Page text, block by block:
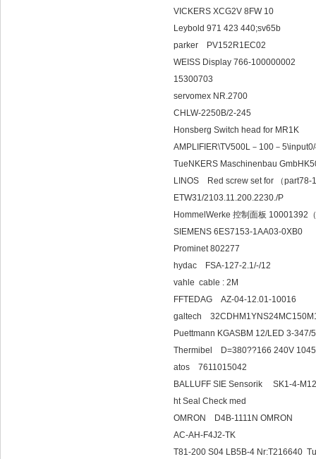
VICKERS XCG2V 8FW 10
Leybold 971 423 440;sv65b
parker PV152R1EC02
WEISS Display 766-
15300703
servomex NR.2700
CHLW-2250B/2-245
Honsberg Switch head for MR1K
AMPLIFIER\TV500L－100－
TueNKERS Maschinenbau
LINOS Red screw set
ETW31/2103.11.200.2230./P
HommelWerke 控制面板 10001392
SIEMENS 6ES7153-1AA03-0XB0
Prominet 802277
hydac FSA-127-2.1/-/12
vahle cable : 2M
FFTEDAG AZ-04-12.01-10016
galtech
Puettmann KGASBM 12/LED 3-347/
Thermibel D=380??166 240V
atos 7611015042
BALLUFF SIE
ht Seal Check med
OMRON D4B-
AC-AH-F4J2-TK
T81-200 S04 LB5B-4 Nr:T216640